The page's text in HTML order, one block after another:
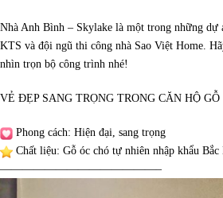
Nhà Anh Bình – Skylake là một trong những dự
KTS và đội ngũ thi công nhà Sao Việt Home.
nhìn trọn bộ công trình nhé!
VẺ ĐẸP SANG TRỌNG TRONG CĂN HỘ GỖ
Phong cách: Hiện đại, sang trọng
Chất liệu: Gỗ óc chó tự nhiên nhập khẩu Bắc
——————————————–